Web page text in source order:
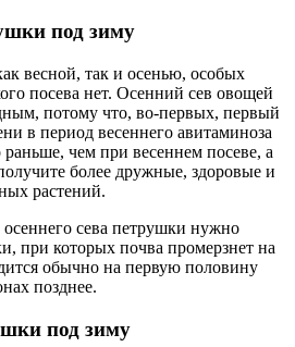
под зиму
весной, так и осенью, особых
посева нет. Осенний сев овощей
потому что, во-первых, первый
в период весеннего авитаминоза
чем при весеннем посеве, а
более дружные, здоровые и
растений.
сева петрушки нужно
при которых почва промерзнет на
обычно на первую половину
позднее.
под зиму